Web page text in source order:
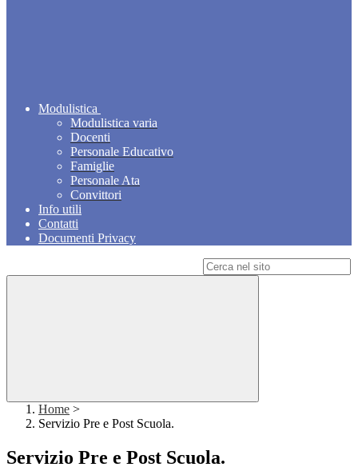
Modulistica
Modulistica varia
Docenti
Personale Educativo
Famiglie
Personale Ata
Convittori
Info utili
Contatti
Documenti Privacy
Home >
Servizio Pre e Post Scuola.
Servizio Pre e Post Scuola.